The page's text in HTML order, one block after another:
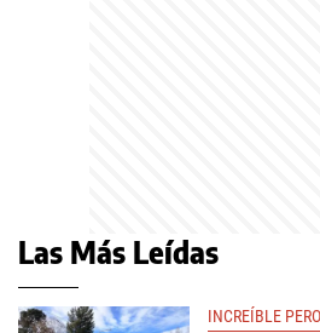
Las Más Leídas
INCREÍBLE